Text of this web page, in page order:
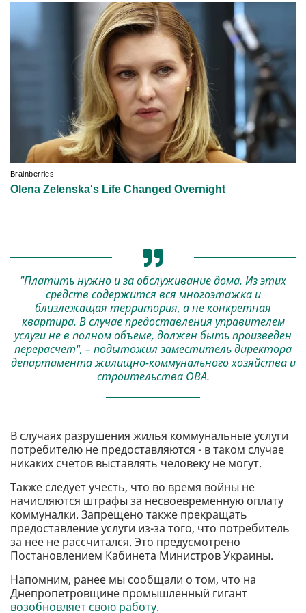
"Платить нужно и за обслуживание дома. Из этих
средств содержится вся многоэтажка и
близлежащая территория, а не конкретная
квартира. В случае предоставления управителем
услуги не в полном объеме, должен быть произведен
перерасчет", – подытожил заместитель директора
департамента жилищно-коммунального хозяйства и
строительства ОВА.
В случаях разрушения жилья коммунальные услуги
потребителю не предоставляются - в таком случае
никаких счетов выставлять человеку не могут.
Также следует учесть, что во время войны не
начисляются штрафы за несвоевременную оплату
коммуналки. Запрещено также прекращать
предоставление услуги из-за того, что потребитель
за нее не рассчитался. Это предусмотрено
Постановлением Кабинета Министров Украины.
Напомним, ранее мы сообщали о том, что на
Днепропетровщине промышленный гигант
возобновляет свою работу.